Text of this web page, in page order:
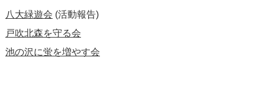
八大緑遊会 (活動報告)
戸吹北森を守る会
池の沢に蛍を増やす会